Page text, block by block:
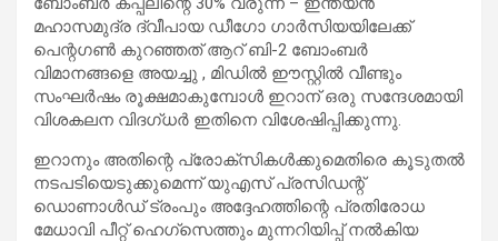
മഹാസമുദ്ര ദ്വീപായ ഡീഗോ ഗാർസിയയിലേക്ക്
പെന്റഗൺ കുറഞ്ഞത് ആറ് ബി-2 ബോംബർ
വിമാനങ്ങളെ അയച്ചു , മിഡിൽ ഈസ്റ്റിൽ വീണ്ടും
സംഘർഷം രൂക്ഷമാകുമ്പോൾ ഇറാന് ഒരു സന്ദേശമായി
വിശകലന വിദഗ്ധർ ഇതിനെ വിശേഷിപ്പിക്കുന്നു.
ഇറാനും അതിന്റെ പ്രോക്സികൾക്കുമെതിരെ കൂടുതൽ
നടപടിയെടുക്കുമെന്ന് യുഎസ് പ്രസിഡന്റ്
ഡൊണാൾഡ് ട്രംപും അദ്ദേഹത്തിന്റെ പ്രതിരോധ
മേധാവി പീറ്റ് ഹെഗ്സെത്തും മുന്നറിയിപ്പ് നൽകിയ